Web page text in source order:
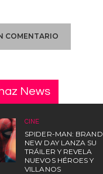
News
CINE
SPIDER-MAN: BRAND
NEW DAY LANZA SU
TRÁILER Y REVELA
NUEVOS HÉROES Y
VILLANOS